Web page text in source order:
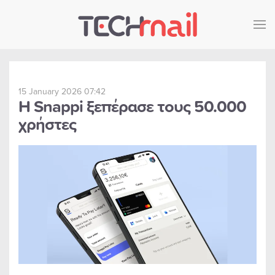
Skip to main content
15 January 2026 07:42
Η Snappi ξεπέρασε τους 50.000
χρήστες